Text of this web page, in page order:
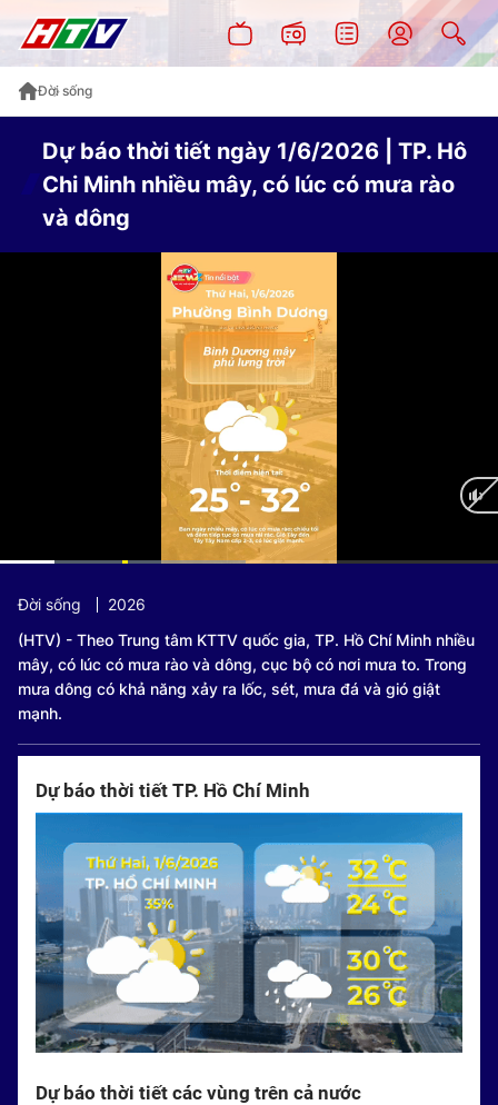
Đời sống
Dự báo thời tiết ngày 1/6/2026 | TP. Hô
Chi Minh nhiều mây, có lúc có mưa rào
và dông
Time
Đời sống
2026
(HTV) - Theo Trung tâm KTTV quốc gia, TP. Hồ Chí Minh nhiều
mây, có lúc có mưa rào và dông, cục bộ có nơi mưa to. Trong
mưa dông có khả năng xảy ra lốc, sét, mưa đá và gió giật
mạnh.
Dự báo thời tiết TP. Hồ Chí Minh
Dự báo thời tiết các vùng trên cả nước